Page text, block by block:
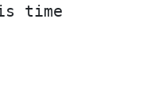
time